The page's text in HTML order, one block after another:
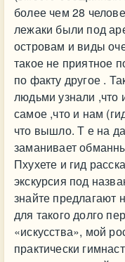
более чем 28
лежаки были под
островам и виды
такое не приятное
по факту другое .
людьми узнали
самое ,что и нам
что вышло. Т е на
заманивает
Пхухете и гид
экскурсия под
знайте предлагают
для такого долго
«искусства», мой
практически